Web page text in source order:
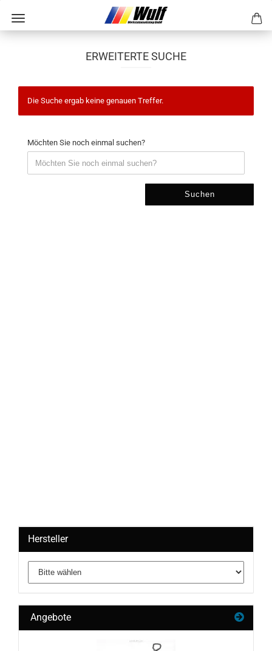
ERWEITERTE SUCHE
Die Suche ergab keine genauen Treffer.
Möchten Sie noch einmal suchen?
Suchen
Hersteller
Angebote